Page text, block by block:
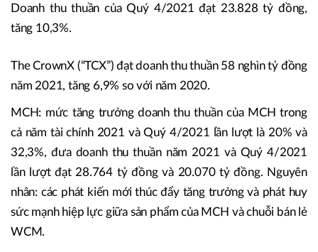
Doanh thu thuần của Quý 4/2021 đạt 23.828 tỷ đồng,
tăng 10,3%.
The CrownX (“TCX”) đạt doanh thu thuần 58 nghìn tỷ đồng
năm 2021, tăng 6,9% so với năm 2020.
MCH: mức tăng trưởng doanh thu thuần của MCH trong
cả năm tài chính 2021 và Quý 4/2021 lần lượt là 20% và
32,3%, đưa doanh thu thuần năm 2021 và Quý 4/2021
lần lượt đạt 28.764 tỷ đồng và 20.070 tỷ đồng. Nguyên
nhân: các phát kiến mới thúc đẩy tăng trưởng và phát huy
sức mạnh hiệp lực giữa sản phẩm của MCH và chuỗi bán lẻ
WCM.